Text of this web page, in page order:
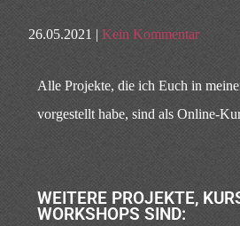
26.05.2021 |Kein Kommentar
Alle Projekte, die ich Euch in
vorgestellt habe, sind als Online-
WEITERE PROJEKTE,
WORKSHOPS SIND: